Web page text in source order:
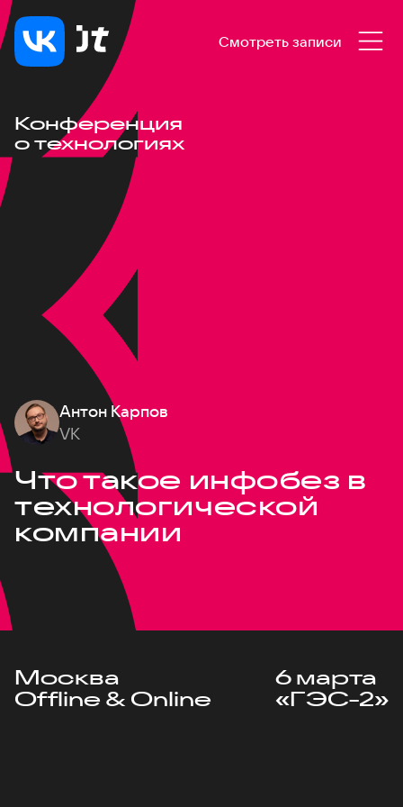
Смотреть записи
Конференция
о технологиях
Антон Карпов
VK
Что такое инфобез в
технологической
компании
Москва
Offline & Online
6 марта
«ГЭС-2»